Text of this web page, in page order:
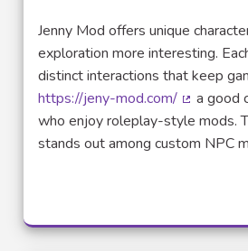
Jenny Mod offers unique
exploration more interesting.
distinct interactions that keep
https://jeny-mod.com/
(Lien
a good
who enjoy roleplay-style mods.
stands out among custom NPC